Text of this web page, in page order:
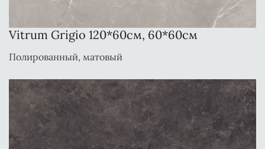
Vitrum Grigio 120*60см, 60*60см
Полированный, матовый